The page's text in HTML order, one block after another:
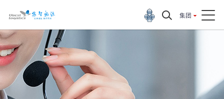
集团